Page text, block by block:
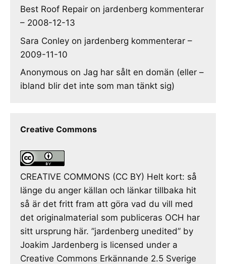
Best Roof Repair on jardenberg kommenterar
– 2008-12-13
Sara Conley on jardenberg kommenterar –
2009-11-10
Anonymous on Jag har sålt en domän (eller –
ibland blir det inte som man tänkt sig)
Creative Commons
CREATIVE COMMONS (CC BY) Helt kort: så
länge du anger källan och länkar tillbaka hit
så är det fritt fram att göra vad du vill med
det originalmaterial som publiceras OCH har
sitt ursprung här. ”jardenberg unedited” by
Joakim Jardenberg is licensed under a
Creative Commons Erkännande 2.5 Sverige